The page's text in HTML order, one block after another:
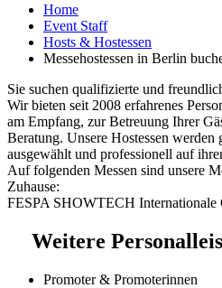
Home
Event Staff
Hosts & Hostessen
Messehostessen in Berlin
Sie suchen qualifizierte und
Wir bieten seit 2008 erfahrenes
am Empfang, zur Betreuung Ihrer
Beratung. Unsere Hostessen werden
ausgewählt und professionell auf
Auf folgenden Messen sind unsere
Zuhause:
FESPA SHOWTECH
Weitere
Promoter & Promoterinnen